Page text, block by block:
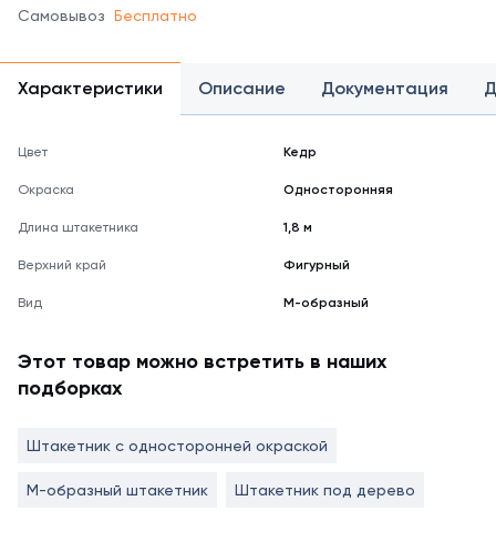
Самовывоз Бесплатно
Характеристики Описание Документация
Цвет Кедр
Окраска Односторонняя
Длина штакетника 1,8 м
Верхний край Фигурный
Вид М-образный
Этот товар можно встретить в наших
подборках
Штакетник с односторонней окраской
М-образный штакетник Штакетник под дерево